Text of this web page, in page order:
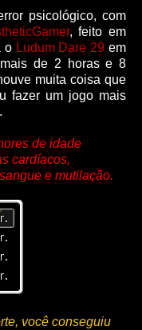
psicológico, com
, feito em
o Ludum Dare 29 em
de 2 horas e 8
muita coisa que
fazer um jogo mais
de idade
cardíacos,
e mutilação.
você conseguiu